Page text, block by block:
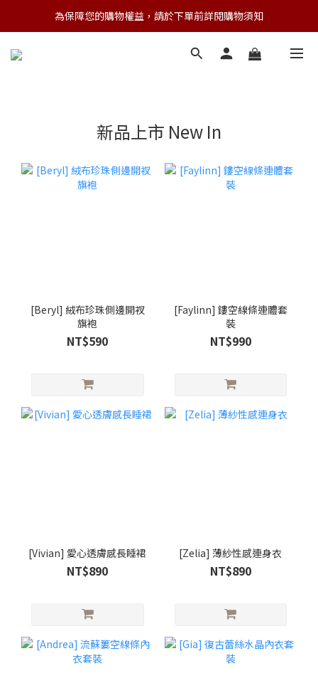
💌 Nearby收藏家｜任選三件 9折 五件 88折
為保障您的購物權益，請於下單前詳閱購物須知
💌 Nearby收藏家｜任選三件 9折 五件 88折
新品上市 New In
[Beryl] 絨布珍珠側邊開衩
旗袍
NT$590
[Faylinn] 鏤空線條連體套
裝
NT$990
[Vivian] 愛心透膚感長睡裙
NT$890
[Zelia] 薄紗性感連身衣
NT$890